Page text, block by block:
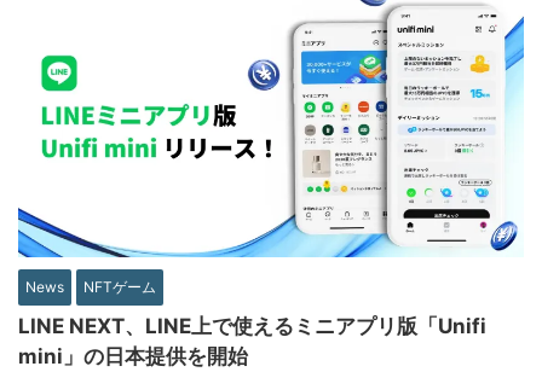
News NFTゲーム
LINE NEXT、LINE上で使えるミニアプリ版「Unifi
mini」の日本提供を開始